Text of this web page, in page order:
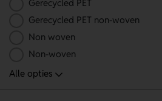
Gerecycled PET
Gerecycled PET non-woven
Non woven
Non-woven